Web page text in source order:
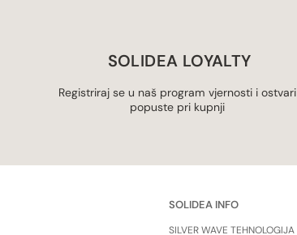
SOLIDEA LOYALTY
Registriraj se u naš program vjernosti i ostvari
popuste pri kupnji
SOLIDEA INFO
SILVER WAVE TEHNOLOGIJA